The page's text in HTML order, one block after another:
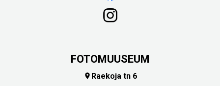
FOTOMUUSEUM
 Raekoja tn 6